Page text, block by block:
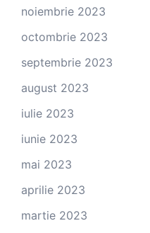
noiembrie 2023
octombrie 2023
septembrie 2023
august 2023
iulie 2023
iunie 2023
mai 2023
aprilie 2023
martie 2023